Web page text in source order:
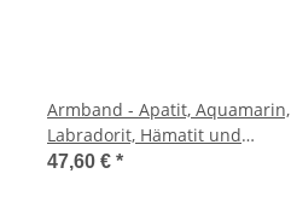
Armband - Apatit, Aquamarin,
Labradorit, Hämatit und
Zuchtperlen /R060
47,60 € *